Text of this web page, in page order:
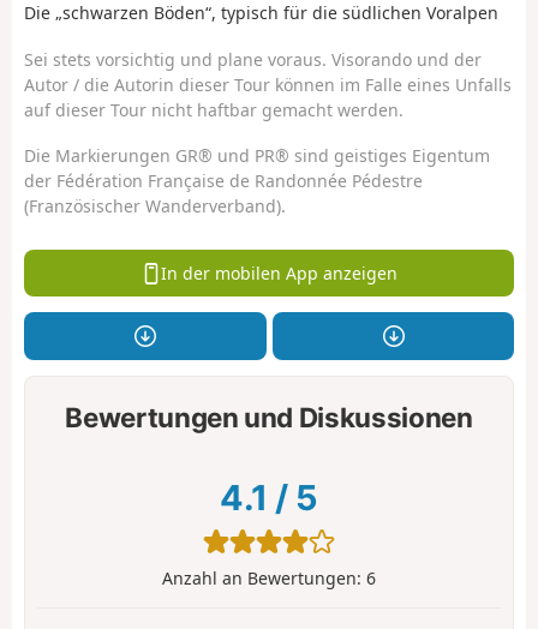
Die „schwarzen Böden“, typisch für die südlichen Voralpen
Sei stets vorsichtig und plane voraus. Visorando und der
Autor / die Autorin dieser Tour können im Falle eines Unfalls
auf dieser Tour nicht haftbar gemacht werden.
Die Markierungen GR® und PR® sind geistiges Eigentum
der Fédération Française de Randonnée Pédestre
(Französischer Wanderverband).
In der mobilen App anzeigen
Bewertungen und Diskussionen
4.1 / 5
Anzahl an Bewertungen: 6